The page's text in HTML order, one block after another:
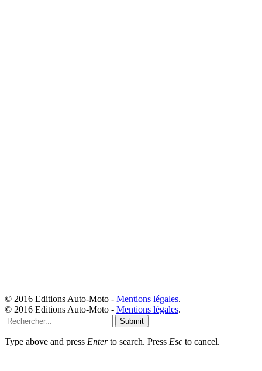
© 2016 Editions Auto-Moto - Mentions légales.
© 2016 Editions Auto-Moto - Mentions légales.
Submit
Type above and press Enterto search. Press Esc to cancel.